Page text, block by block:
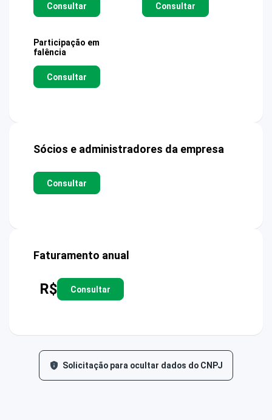
Consultar Consultar
Participação em
falência
Consultar
Sócios e administradores da empresa
Consultar
Faturamento anual
R$ Consultar
Solicitação para ocultar dados do CNPJ